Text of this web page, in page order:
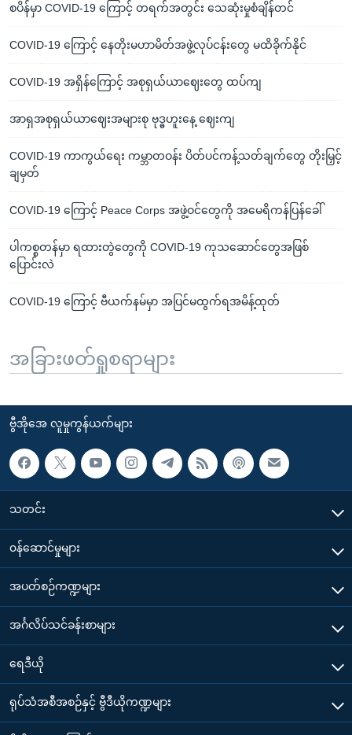
စပိန်မှာ COVID-19 ကြောင့် တရက်အတွင်း သေဆုံးမှုစံချိန်တင်
COVID-19 ကြောင့် နေတိုးမဟာမိတ်အဖွဲ့လုပ်ငန်းတွေ မထိခိုက်နိုင်
COVID-19 အရှိန်ကြောင့် အစုရှယ်ယာဈေးတွေ ထပ်ကျ
အာရှအစုရှယ်ယာဈေးအများစု ဗုဒ္ဓဟူးနေ့ ဈေးကျ
COVID-19 ကာကွယ်ရေး ကမ္ဘာတဝန်း ပိတ်ပင်ကန့်သတ်ချက်တွေ တိုးမြှင့်
ချမှတ်
COVID-19 ကြောင့် Peace Corps အဖွဲ့ဝင်တွေကို အမေရိကန်ပြန်ခေါ်
ပါကစ္စတန်မှာ ရထားတွဲတွေကို COVID-19 ကုသဆောင်တွေအဖြစ်
ပြောင်းလဲ
COVID-19 ကြောင့် ဗီယက်နမ်မှာ အပြင်မထွက်ရအမိန့်ထုတ်
အခြားဖတ်ရှုစရာများ
ဗွီအိုအေ လူမှုကွန်ယက်များ
သတင်း
၀န်ဆောင်မှုများ
အပတ်စဉ်ကဏ္ဍများ
အင်္ဂလိပ်သင်ခန်းစာများ
ရေဒီယို
ရုပ်သံအစီအစဉ်နှင့် ဗွီဒီယိုကဏ္ဍများ